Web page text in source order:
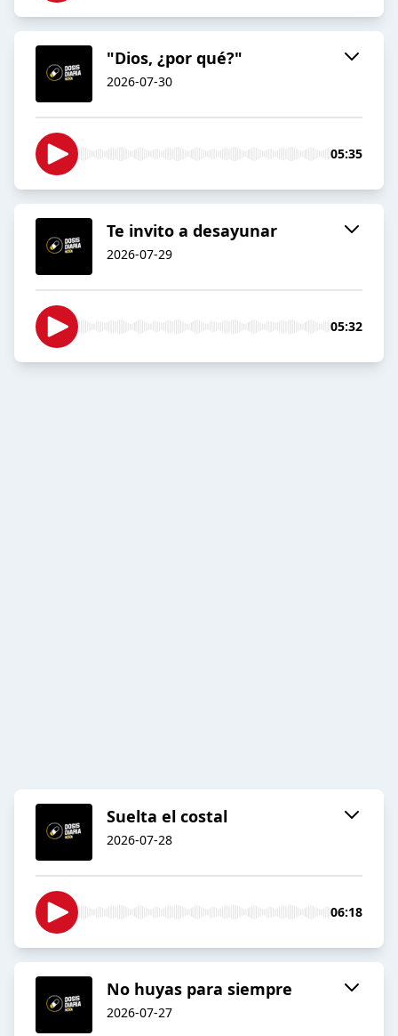
"Dios, ¿por qué?"
2026-07-30
05:35
Te invito a desayunar
2026-07-29
05:32
Suelta el costal
2026-07-28
06:18
No huyas para siempre
2026-07-27